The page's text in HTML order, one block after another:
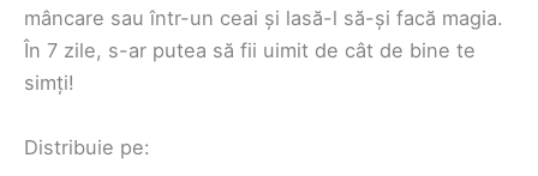
mâncare sau într-un ceai și lasă-l să-și facă magia.
În 7 zile, s-ar putea să fii uimit de cât de bine te
simți!
Distribuie pe: